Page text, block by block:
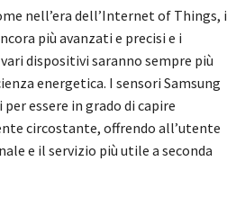
nell’era dell’Internet of Things, i
più avanzati e precisi e i
dispositivi saranno sempre più
energetica. I sensori Samsung
essere in grado di capire
circostante, offrendo all’utente
e il servizio più utile a seconda